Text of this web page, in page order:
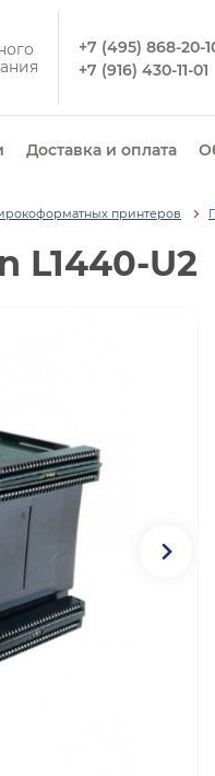
+7 (495) 868-20-
+7 (916) 430-11-01
Доставка и оплата
принтеров
L1440-U2